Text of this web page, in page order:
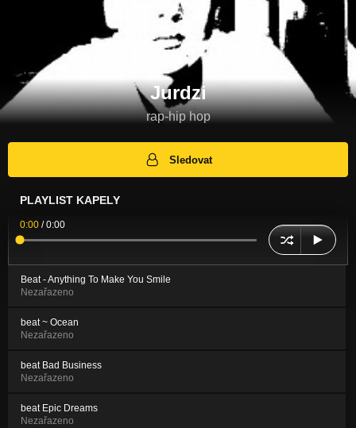
Jurdzi
rap-hip hop
Sledovat
PLAYLIST KAPELY
0:00 /0:00
Beat - Anything To Make You Smile
Nezařazeno
beat ~ Ocean
Nezařazeno
beat Bad Business
Nezařazeno
beat Epic Dreams
Nezařazeno